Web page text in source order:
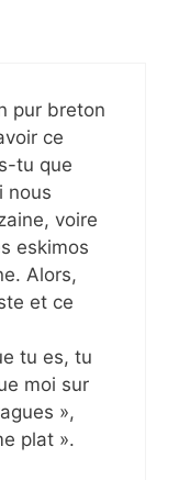
pur breton
ce
tu que
nous
voire
eskimos
Alors,
et ce
tu es, tu
moi sur
»,
plat ».